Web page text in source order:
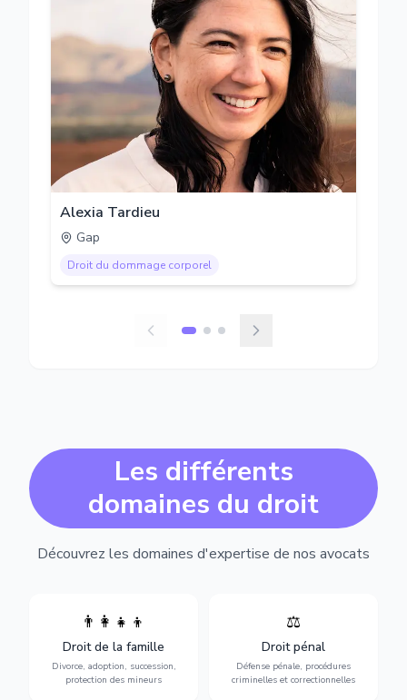
Alexia Tardieu
Gap
Droit du dommage corporel
Les différents
domaines du droit
Découvrez les domaines d'expertise de nos avocats
👨‍👩‍👧‍👦
Droit de la famille
Divorce, adoption, succession,
protection des mineurs
Divorce, garde d'enfants,
adoption, succession et
protection des personnes
vulnérables.
⚖️
Droit pénal
Défense pénale, procédures
criminelles et correctionnelles
Expertise en matière pénale,
vue jusqu'au procès, pour
toute affaire correctionnelle
ou criminelle.